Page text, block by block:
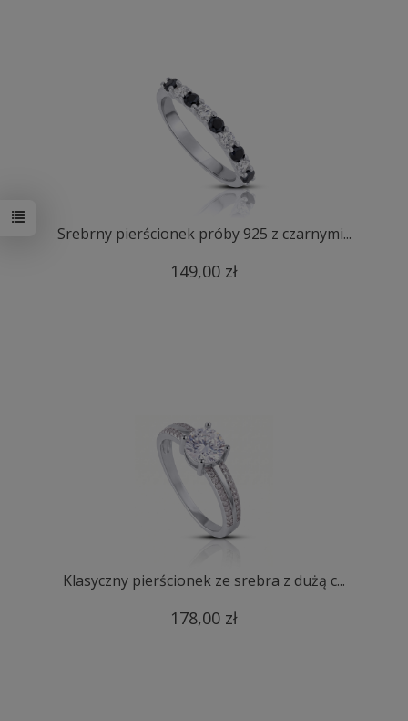
Srebrny pierścionek próby 925 z czarnymi...
149,00 zł
Klasyczny pierścionek ze srebra z dużą c...
178,00 zł